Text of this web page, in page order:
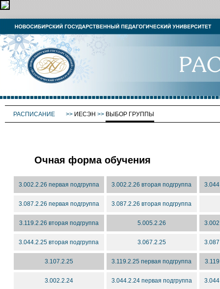
РАСПИСАНИЕ >> ИЕСЭН >> ВЫБОР ГРУППЫ
Очная форма обучения
3.002.2.26 первая подгруппа 3.002.2.26 вторая подгруппа
3.087.2.26 первая подгруппа 3.087.2.26 вторая подгруппа
3.119.2.26 вторая подгруппа 5.005.2.26
3.044.2.25 вторая подгруппа 3.067.2.25
3.107.2.25 3.119.2.25 первая подгруппа
3.002.2.24 3.044.2.24 первая подгруппа